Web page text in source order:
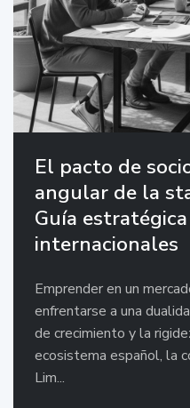
El pacto de
angular de la
Guía
internacionales
Emprender en un
enfrentarse a una
de crecimiento y la
ecosistema español, la
Lim...